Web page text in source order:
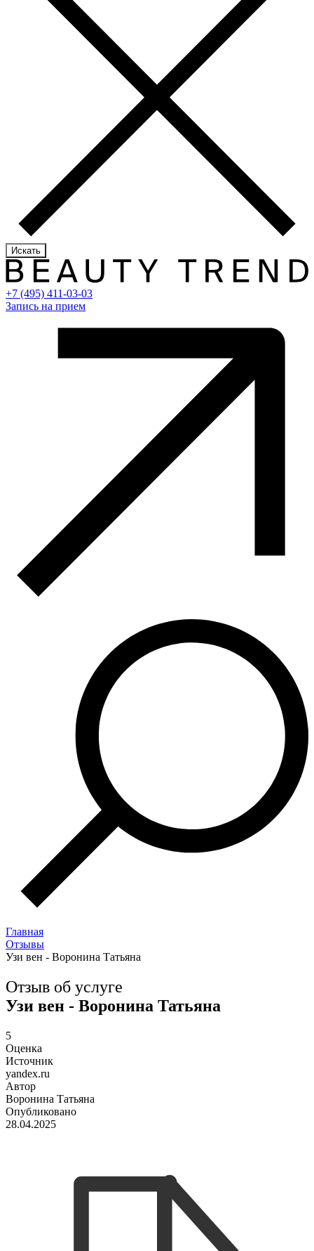
Искать
+7 (495) 411-03-03
Запись на прием
Главная
Отзывы
Узи вен - Воронина Татьяна
Отзыв об услуге
Узи вен - Воронина Татьяна
5
Оценка
Источник
yandex.ru
Автор
Воронина Татьяна
Опубликовано
28.04.2025